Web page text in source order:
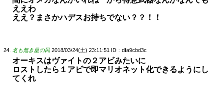
ええわ
ええ？まさかハデスお持ちでない？？！！
名も無き星の民 2018/03/24(土) 23:11:51 ID：dfa9cbd3c
オーキスはヴァイトの２アビみたいに
ロストしたら１アビで即マリオネット化できるようにし
てくれ